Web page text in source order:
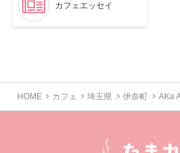
カフェエッセイ
HOME カフェ 埼玉県 伊奈町 AKa